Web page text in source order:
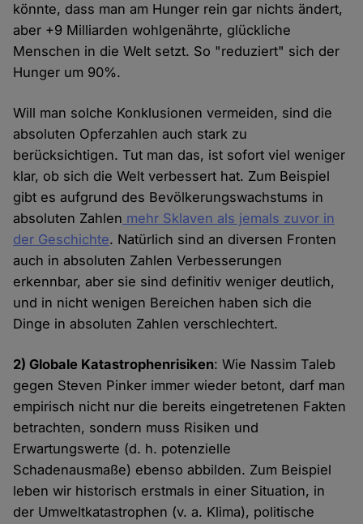
könnte, dass man am Hunger rein gar nichts ändert,
aber +9 Milliarden wohlgenährte, glückliche
Menschen in die Welt setzt. So "reduziert" sich der
Hunger um 90%.
Will man solche Konklusionen vermeiden, sind die
absoluten Opferzahlen auch stark zu
berücksichtigen. Tut man das, ist sofort viel weniger
klar, ob sich die Welt verbessert hat. Zum Beispiel
gibt es aufgrund des Bevölkerungswachstums in
absoluten Zahlen mehr Sklaven als jemals zuvor in
der Geschichte. Natürlich sind an diversen Fronten
auch in absoluten Zahlen Verbesserungen
erkennbar, aber sie sind definitiv weniger deutlich,
und in nicht wenigen Bereichen haben sich die
Dinge in absoluten Zahlen verschlechtert.
2) Globale Katastrophenrisiken: Wie Nassim Taleb
gegen Steven Pinker immer wieder betont, darf man
empirisch nicht nur die bereits eingetretenen Fakten
betrachten, sondern muss Risiken und
Erwartungswerte (d. h. potenzielle
Schadenausmaße) ebenso abbilden. Zum Beispiel
leben wir historisch erstmals in einer Situation, in
der Umweltkatastrophen (v. a. Klima), politische